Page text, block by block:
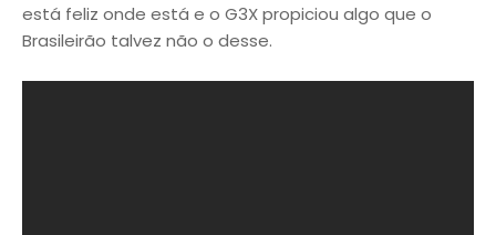
está feliz onde está e o G3X propiciou algo que o
Brasileirão talvez não o desse.